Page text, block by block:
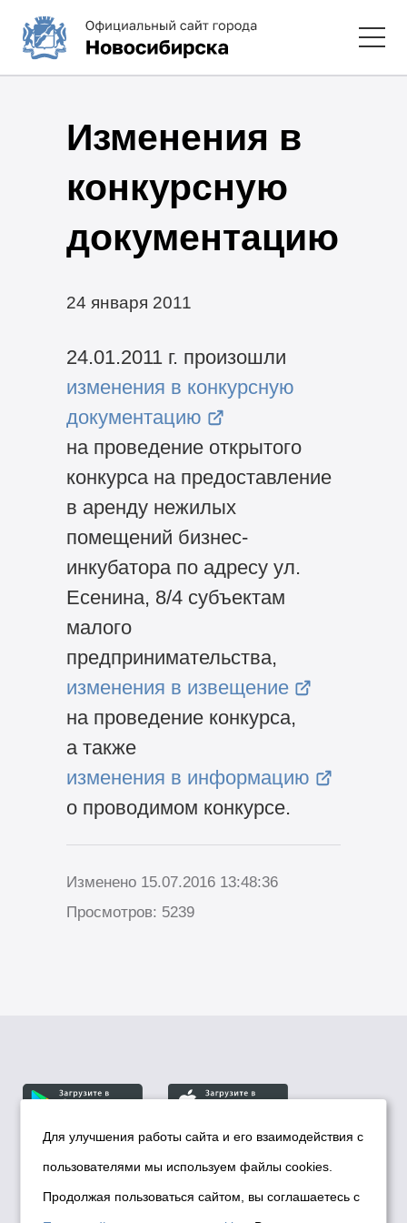
Изменения в
конкурсную
документацию
24 января 2011
24.01.2011 г. произошли
изменения в конкурсную
документацию
на проведение открытого
конкурса на предоставление
в аренду нежилых
помещений бизнес-
инкубатора по адресу ул.
Есенина, 8/4 субъектам
малого
предпринимательства,
изменения в извещение
на проведение конкурса,
а также
изменения в информацию
о проводимом конкурсе.
Изменено 15.07.2016 13:48:36
Просмотров: 5239
© Департамент информационной политики мэрии
города Новосибирска, 2026
Для улучшения работы сайта и его взаимодействия с
пользователями мы используем файлы cookies.
Продолжая пользоваться сайтом, вы соглашаетесь с